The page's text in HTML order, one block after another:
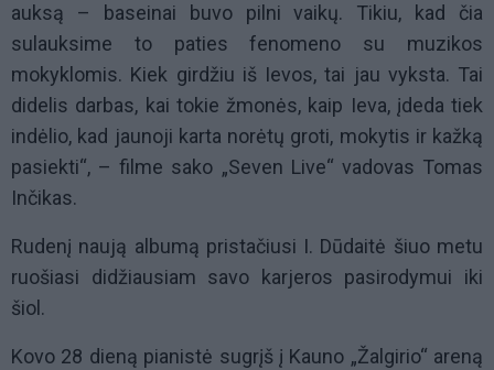
auksą – baseinai buvo pilni vaikų. Tikiu, kad čia
sulauksime to paties fenomeno su muzikos
mokyklomis. Kiek girdžiu iš Ievos, tai jau vyksta. Tai
didelis darbas, kai tokie žmonės, kaip Ieva, įdeda tiek
indėlio, kad jaunoji karta norėtų groti, mokytis ir kažką
pasiekti“, – filme sako „Seven Live“ vadovas Tomas
Inčikas.
Rudenį naują albumą pristačiusi I. Dūdaitė šiuo metu
ruošiasi didžiausiam savo karjeros pasirodymui iki
šiol.
Kovo 28 dieną pianistė sugrįš į Kauno „Žalgirio“ areną